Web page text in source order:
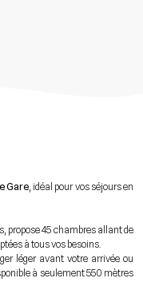
Gare, idéal pour vos séjours en
propose 45 chambres allant de
à tous vos besoins.
léger avant votre arrivée ou
à seulement 550 mètres